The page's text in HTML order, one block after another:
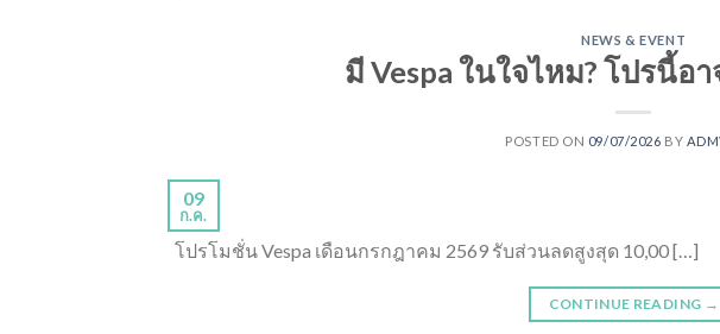
NEWS & EVENT
มี Vespa ในใจไหม? โปรนี้อ
POSTED ON 09/07/2026 BY
09
ก.ค.
โปรโมชั่น Vespa เดือนกรกฎาคม 2569 รับส่วนลดสูงสุด 10,00 […]
CONTINUE READING →